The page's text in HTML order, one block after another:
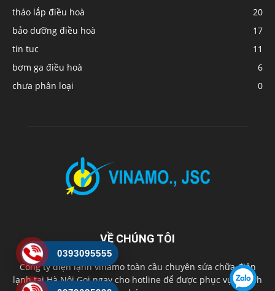
tháo lắp điều hoà
20
bảo dưỡng điều hoà
17
tin tuc
11
bơm ga điều hoà
6
chưa phân loại
0
VỀ CHÚNG TÔI
Công ty điện lạnh vinamo toàn cầu chuyên sửa chữa điện
lạnh tại Hà Nội Gọi ngay cho hotline để được phục vụ nhanh
0393095555